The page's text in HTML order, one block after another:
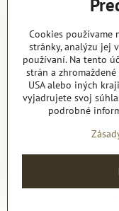
Cookies používame
stránky, analýzu jej
používaní. Na tento
strán a
USA alebo iných
vyjadrujete svoj
podrobné